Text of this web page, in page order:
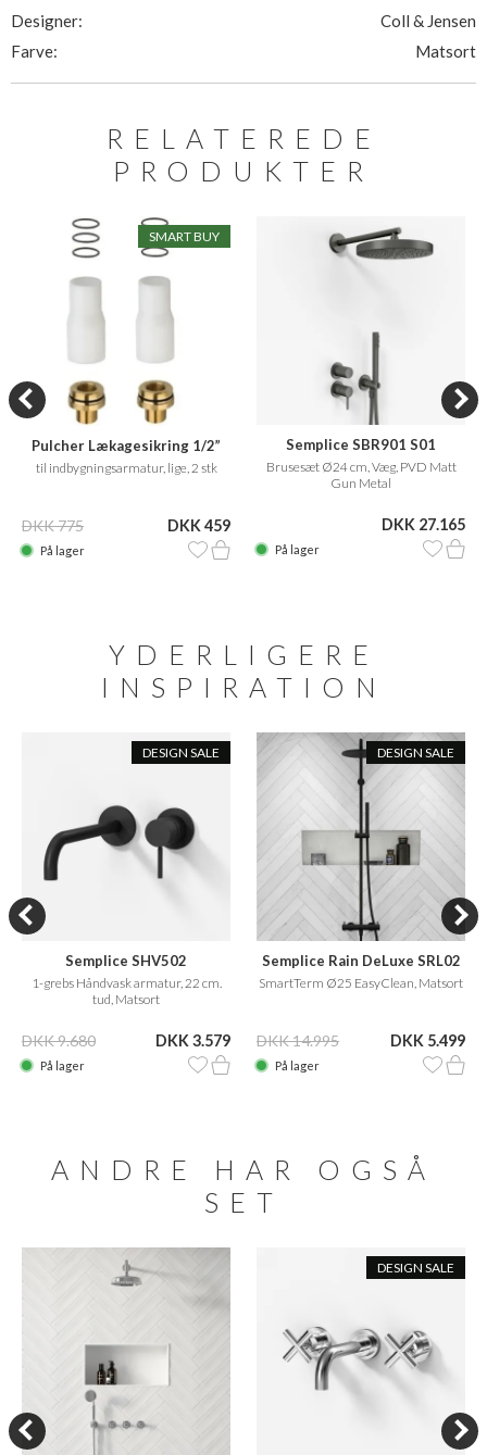
Designer:
Coll & Jensen
Farve:
Matsort
RELATEREDE
PRODUKTER
SMART BUY
Pulcher Lækagesikring 1/2”
til indbygningsarmatur, lige, 2 stk
DKK 775 DKK 459
På lager
Semplice SBR901 S01
Brusesæt Ø24 cm, Væg, PVD Matt
Gun Metal
DKK 27.165
På lager
YDERLIGERE
INSPIRATION
DESIGN SALE
Semplice SHV502
1-grebs Håndvask armatur, 22 cm.
tud, Matsort
DKK 9.680 DKK 3.579
På lager
DESIGN SALE
Semplice Rain DeLuxe SRL02
SmartTerm Ø25 EasyClean, Matsort
DKK 14.995 DKK 5.499
På lager
ANDRE HAR OGSÅ
SET
DESIGN SALE